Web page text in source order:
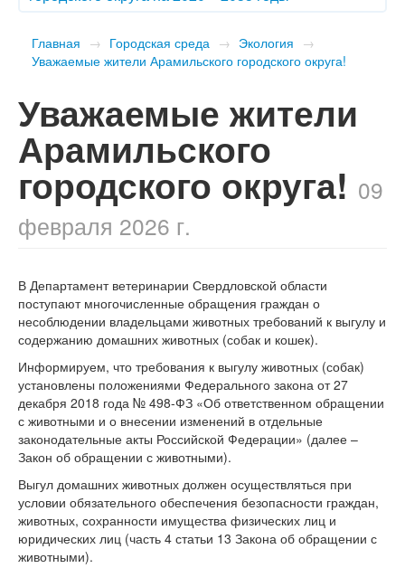
Главная → Городская среда → Экология →
Уважаемые жители Арамильского городского округа!
Уважаемые жители
Арамильского
городского округа! 09
февраля 2026 г.
В Департамент ветеринарии Свердловской области
поступают многочисленные обращения граждан о
несоблюдении владельцами животных требований к выгулу и
содержанию домашних животных (собак и кошек).
Информируем, что требования к выгулу животных (собак)
установлены положениями Федерального закона от 27
декабря 2018 года № 498-ФЗ «Об ответственном обращении
с животными и о внесении изменений в отдельные
законодательные акты Российской Федерации» (далее –
Закон об обращении с животными).
Выгул домашних животных должен осуществляться при
условии обязательного обеспечения безопасности граждан,
животных, сохранности имущества физических лиц и
юридических лиц (часть 4 статьи 13 Закона об обращении с
животными).